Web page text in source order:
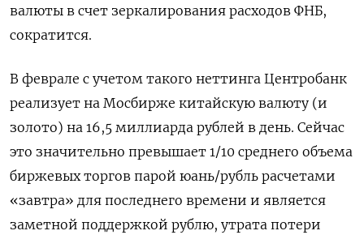
валюты в счет зеркалирования расходов ФНБ,
сократится.
В феврале с учетом такого неттинга Центробанк
реализует на Мосбирже китайскую валюту (и
золото) на 16,5 миллиарда рублей в день. Сейчас
это значительно превышает 1/10 среднего объема
биржевых торгов парой юань/рубль расчетами
«завтра» для последнего времени и является
заметной поддержкой рублю, утрата потери